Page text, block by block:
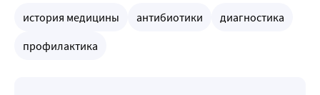
история медицины антибиотики
диагностика
профилактика